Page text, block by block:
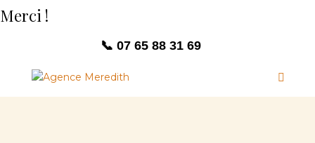
Merci !
📞 07 65 88 31 69